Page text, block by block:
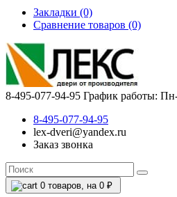
Закладки (0)
Сравнение товаров (0)
8-495-077-94-95 График работы:
8-495-077-94-95
lex-dveri@yandex.ru
Заказ звонка
0 товаров, на 0 ₽